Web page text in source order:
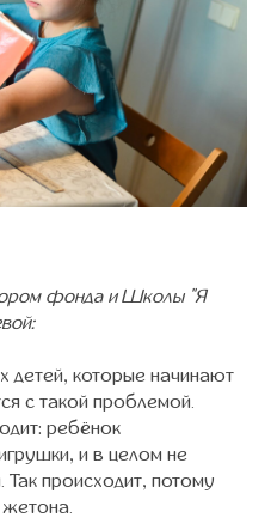
фонда и Школы "Я
детей, которые начинают
с такой проблемой.
ребёнок
и в целом не
происходит, потому